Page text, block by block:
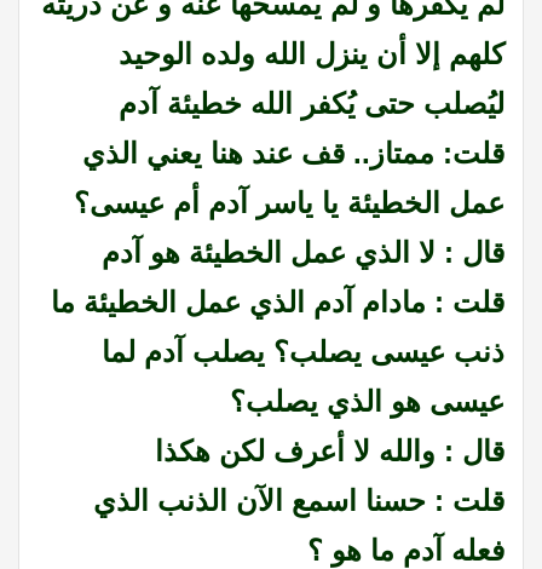
كلهم إلا أن ينزل الله ولده الوحيد
ليُصلب حتى يُكفر الله خطيئة آدم
قلت: ممتاز.. قف عند هنا يعني الذي
عمل الخطيئة يا ياسر آدم أم عيسى؟
قال : لا الذي عمل الخطيئة هو آدم
قلت : مادام آدم الذي عمل الخطيئة ما
ذنب عيسى يصلب؟ يصلب آدم لما
عيسى هو الذي يصلب؟
قال : والله لا أعرف لكن هكذا
قلت : حسنا اسمع الآن الذنب الذي
فعله آدم ما هو ؟